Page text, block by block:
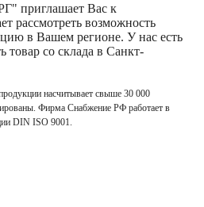
приглашает Вас к
рассмотреть возможность
в Вашем регионе. У нас есть
товар со склада в Санкт-
насчитывает свыше 30 000
Фирма Снабжение РФ работает в
DIN ISO 9001.